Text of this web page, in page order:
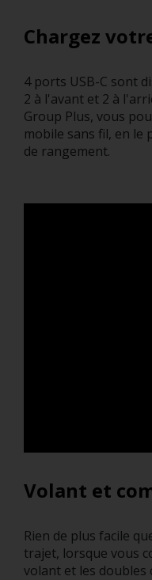
Chargez
4 ports USB-C sont
2 à l'avant et 2 à
Group Plus, vous
mobile sans fil, en le
de rangement.
Volant et
Rien de plus facile
trajet, lorsque vous
volant et les